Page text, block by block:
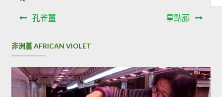
文
導
覽
孔雀薑 星點藤
容
非洲堇 AFRICAN VIOLET